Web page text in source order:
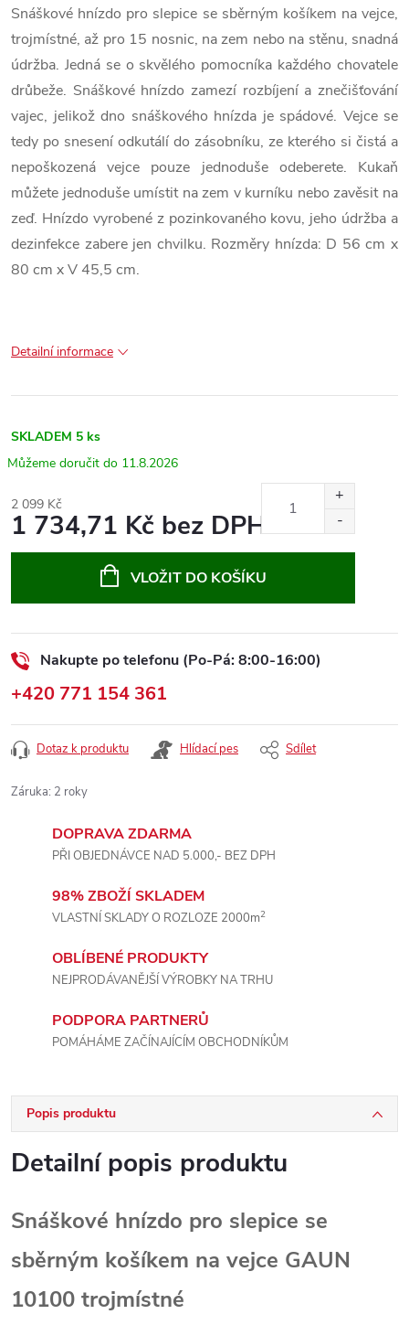
Snáškové hnízdo pro slepice se sběrným košíkem na vejce,
trojmístné, až pro 15 nosnic, na zem nebo na stěnu, snadná
údržba. Jedná se o skvělého pomocníka každého chovatele
drůbeže. Snáškové hnízdo zamezí rozbíjení a znečišťování
vajec, jelikož dno snáškového hnízda je spádové. Vejce se
tedy po snesení odkutálí do zásobníku, ze kterého si čistá a
nepoškozená vejce pouze jednoduše odeberete. Kukaň
můžete jednoduše umístit na zem v kurníku nebo zavěsit na
zeď. Hnízdo vyrobené z pozinkovaného kovu, jeho údržba a
dezinfekce zabere jen chvilku. Rozměry hnízda: D 56 cm x
80 cm x V 45,5 cm.
Detailní informace
SKLADEM 5 ks
11.8.2026
2 099 Kč
1 734,71 Kč bez DPH
VLOŽIT DO KOŠÍKU
Nakupte po telefonu (Po-Pá: 8:00-16:00)
+420 771 154 361
Dotaz k produktu Hlídací pes Sdílet
Záruka: 2 roky
DOPRAVA ZDARMA
PŘI OBJEDNÁVCE NAD 5.000,- BEZ DPH
98% ZBOŽÍ SKLADEM
VLASTNÍ SKLADY O ROZLOZE 2000m2
OBLÍBENÉ PRODUKTY
NEJPRODÁVANĚJŠÍ VÝROBKY NA TRHU
PODPORA PARTNERŮ
POMÁHÁME ZAČÍNAJÍCÍM OBCHODNÍKŮM
Popis produktu
Detailní popis produktu
Snáškové hnízdo pro slepice se
sběrným košíkem na vejce GAUN
10100 trojmístné